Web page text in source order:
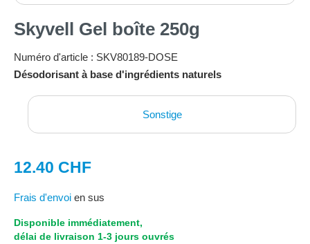
Skyvell Gel boîte 250g
Numéro d'article : SKV80189-DOSE
Désodorisant à base d'ingrédients naturels
Sonstige
12.40 CHF
Frais d'envoi en sus
Disponible immédiatement,
délai de livraison 1-3 jours ouvrés